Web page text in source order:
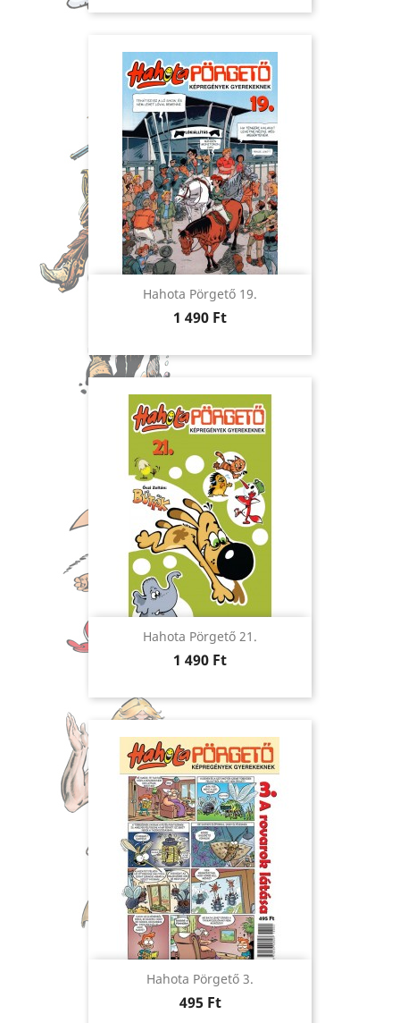
Hahota Pörgető 19.
Ár
1 490 Ft
Hahota Pörgető 21.
Ár
1 490 Ft
Hahota Pörgető 3.
Ár
495 Ft